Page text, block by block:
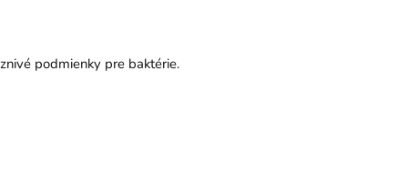
podmienky pre baktérie.